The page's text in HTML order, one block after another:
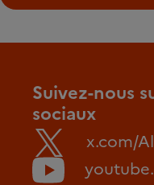
Suivez-nous
sociaux
x.com/